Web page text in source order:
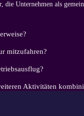
Unternehmen als
mitzufahren?
Aktivitäten